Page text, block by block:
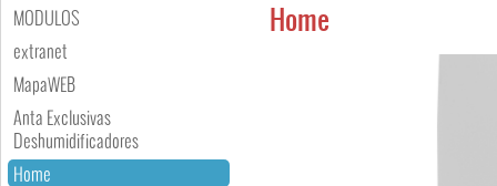
MODULOS
extranet
MapaWEB
Anta Exclusivas
Deshumidificadores
Home
Home